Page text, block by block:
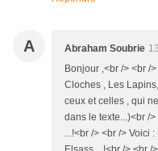
A Abraham Soubrie
Bonjour ,<br /> <br /
Cloches , Les
ceux et celles , qui
dans le texte...)<br /
...!<br /> <br /> Voici